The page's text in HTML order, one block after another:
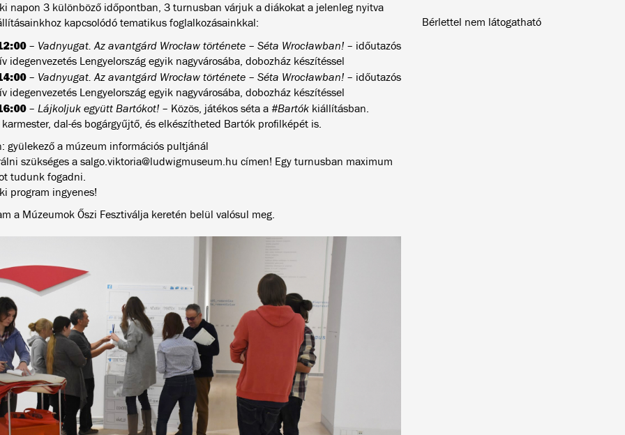
Bérlettel nem látogatható
napon 3 különböző időpontban, 3 turnusban várjuk a diákokat a jelenleg nyitva
kapcsolódó tematikus foglalkozásainkkal:
– Vadnyugat. Az avantgárd Wrocław története – Séta Wrocławban!– időutazós
idegenvezetés Lengyelország egyik nagyvárosába, dobozház készítéssel
– Vadnyugat. Az avantgárd Wrocław története – Séta Wrocławban!– időutazós
idegenvezetés Lengyelország egyik nagyvárosába, dobozház készítéssel
– Lájkoljuk együtt Bartókot!– Közös, játékos séta a #Bartókkiállításban.
dal-és bogárgyűjtő, és elkészítheted Bartók profilképét is.
gyülekező a múzeum információs pultjánál
szükséges a salgo.viktoria@ludwigmuseum.hu címen! Egy turnusban maximum
tudunk fogadni.
program ingyenes!
a Múzeumok Őszi Fesztiválja keretén belül valósul meg.